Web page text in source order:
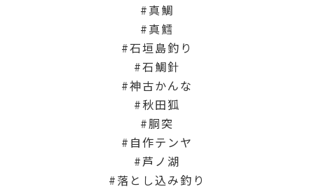
真鯛
真鱈
石垣島釣り
石鯛針
神古かんな
秋田狐
胴突
自作テンヤ
芦ノ湖
落とし込み釣り